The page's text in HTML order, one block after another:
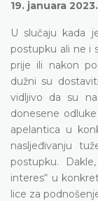
19. januara
U slučaju kada
postupku ali ne i
prije ili nakon
dužni su
vidljivo da su
donesene
apelantica u
nasljeđivanju
postupku.
interes“ u
lice za